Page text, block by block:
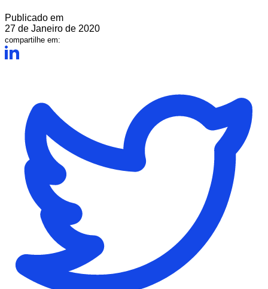
Publicado em
27 de Janeiro de 2020
compartilhe em: